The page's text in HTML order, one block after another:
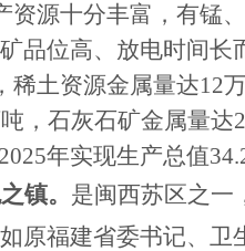
资源十分丰富，有锰
品位高、放电时间
稀土资源金属量达12
，石灰石矿金属量达
2025年实现生产总值
镇。 是闽西苏区之一
原福建省委书记、